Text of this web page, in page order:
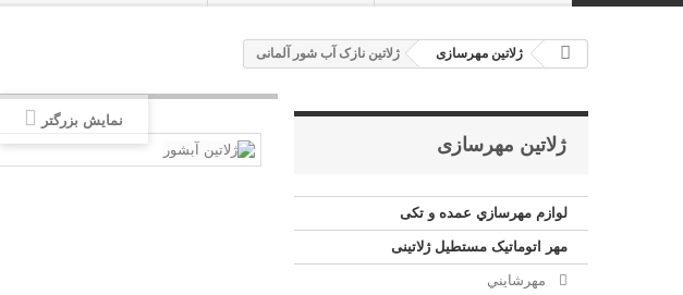
ژلاتين مهرسازی ژلاتین نازک آب شور آلمانی
ژلاتين مهرسازی
لوازم مهرسازي عمده و تکی
مهر اتوماتیک مستطيل ژلاتینی
مهرشايني
نمایش بزرگتر